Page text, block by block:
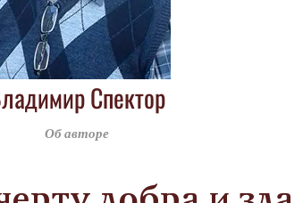
Спектор
Об авторе